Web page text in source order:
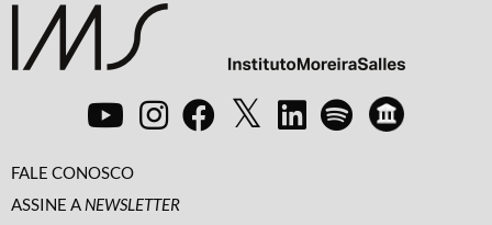
FALE CONOSCO
ASSINE A NEWSLETTER